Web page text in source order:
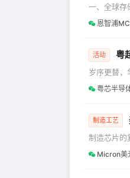
一、全球存
期。这轮
恩智浦
活动 粤
岁序更替，
之际，以
粤芯半导
制造工艺
制造芯片的
将其大规
Micron美